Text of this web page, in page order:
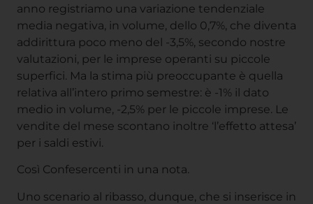
anno registriamo una variazione tendenziale
media negativa, in volume, dello 0,7%, che diventa
addirittura poco meno del -3,5%, secondo nostre
valutazioni, per le imprese operanti su piccole
superfici. Ma la stima più preoccupante è quella
relativa all’intero primo semestre: è -1% il dato
medio in volume, -2,5% per le piccole imprese. Le
vendite del mese scontano inoltre ‘l’effetto attesa’
per i saldi estivi.
Così Confesercenti in una nota.
Uno scenario al ribasso, dunque, che si inserisce in